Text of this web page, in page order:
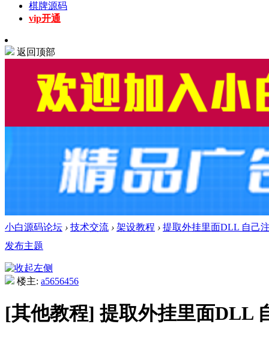
棋牌源码
vip开通
返回顶部
小白源码论坛 › 技术交流 › 架设教程 › 提取外挂里面DLL 自己
发布主题
楼主: a5656456
[其他教程]提取外挂里面DLL